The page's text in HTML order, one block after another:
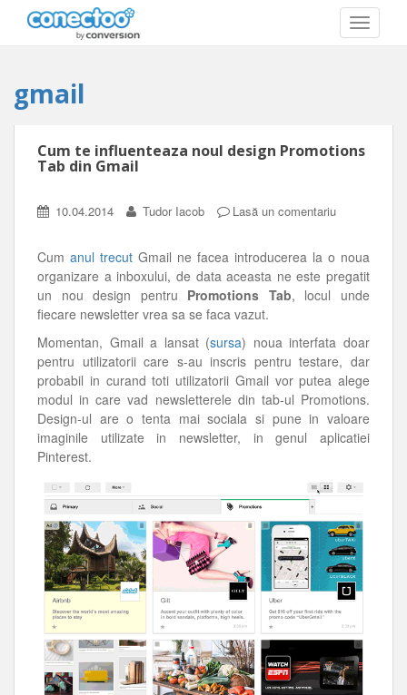
T
O
V
O
gmail
Cum te influenteaza noul design Promotions
Tab din Gmail
10.04.2014 Tudor Iacob Lasă un comentariu
Cum anul trecut Gmail ne facea introducerea la o noua
organizare a inboxului, de data aceasta ne este pregatit
un nou design pentru Promotions Tab, locul unde
fiecare newsletter vrea sa se faca vazut.
Momentan, Gmail a lansat (sursa) noua interfata doar
pentru utilizatorii care s-au inscris pentru testare, dar
probabil in curand toti utilizatorii Gmail vor putea alege
modul in care vad newsletterele din tab-ul Promotions.
Design-ul are o tenta mai sociala si pune in valoare
imaginile utilizate in newsletter, in genul aplicatiei
Pinterest.